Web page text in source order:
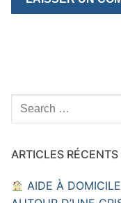
Rechercher
:
ARTICLES RÉCENTS
AIDE À